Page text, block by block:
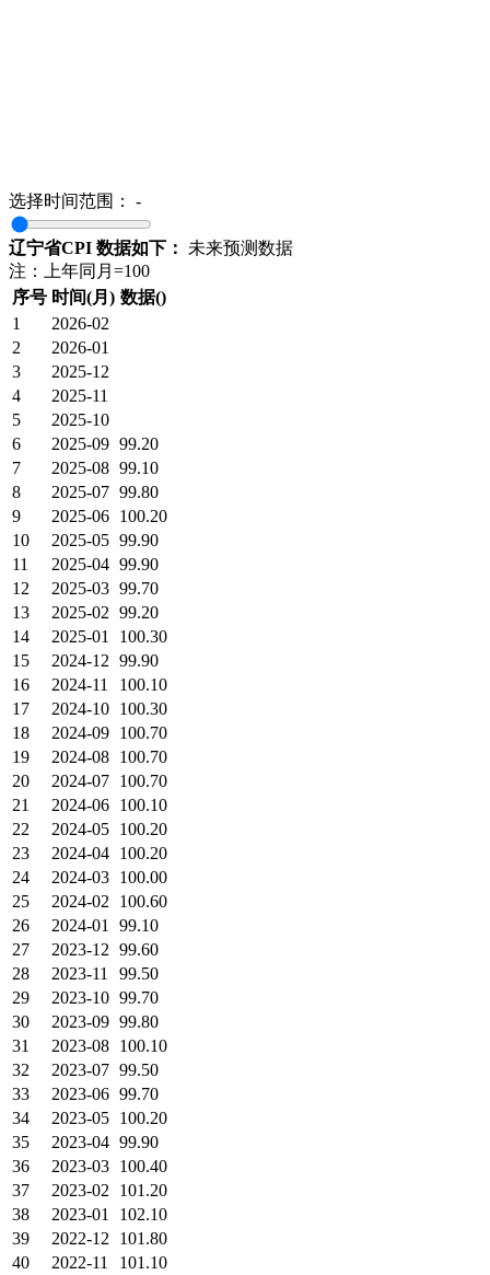
选择时间范围： -
辽宁省CPI 数据如下：
未来预测数据
注：上年同月=100
序号 时间(月) 数据()
1
2026-02
2
2026-01
3
2025-12
4
2025-11
5
2025-10
6
2025-09 99.20
7
2025-08 99.10
8
2025-07 99.80
9
2025-06 100.20
10
2025-05 99.90
11
2025-04 99.90
12
2025-03 99.70
13
2025-02 99.20
14
2025-01
100.30
15
2024-12 99.90
16
2024-11
100.10
17
2024-10 100.30
18
2024-09 100.70
19
2024-08 100.70
20
2024-07 100.70
21
2024-06 100.10
22
2024-05 100.20
23
2024-04 100.20
24
2024-03 100.00
25
2024-02
100.60
26
2024-01
99.10
27
2023-12 99.60
28
2023-11
99.50
29
2023-10 99.70
30
2023-09 99.80
31
2023-08 100.10
32
2023-07 99.50
33
2023-06 99.70
34
2023-05 100.20
35
2023-04 99.90
36
2023-03 100.40
37
2023-02
101.20
38
2023-01
102.10
39
2022-12
101.80
40
2022-11
101.10